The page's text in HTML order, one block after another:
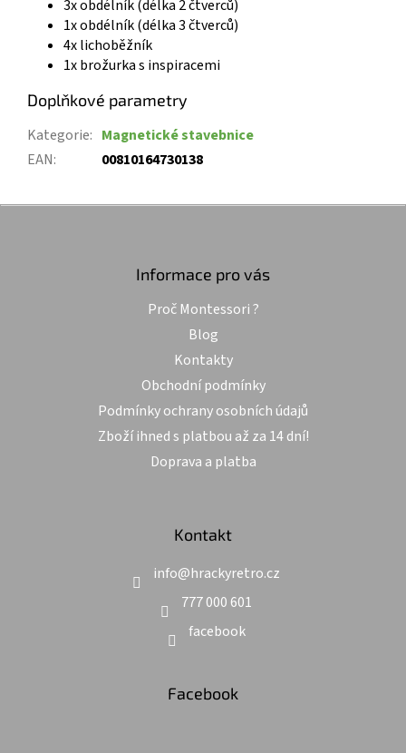
3x obdélník (délka 2 čtverců)
1x obdélník (délka 3 čtverců)
4x lichoběžník
1x brožurka s inspiracemi
Doplňkové parametry
Kategorie: Magnetické stavebnice
EAN: 00810164730138
Z
Informace pro vás
Proč Montessori ?
Blog
Kontakty
Obchodní podmínky
Podmínky ochrany osobních údajů
Zboží ihned s platbou až za 14 dní!
Doprava a platba
Kontakt
info@hrackyretro.cz
777 000 601
facebook
Facebook